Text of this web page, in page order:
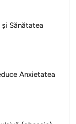
Sănătatea
Anxietatea